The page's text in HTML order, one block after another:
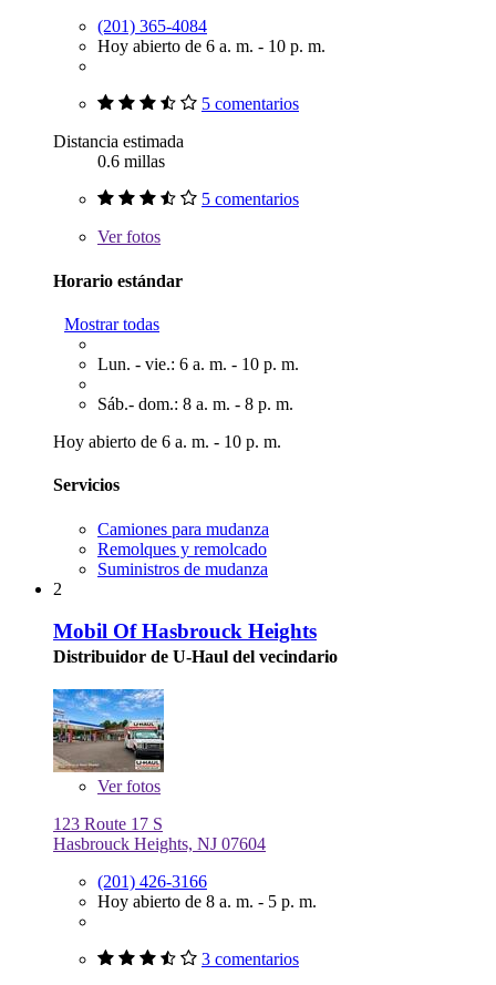
(201) 365-4084
Hoy abierto de 6 a. m. - 10 p. m.
5 comentarios
Distancia estimada
0.6 millas
5 comentarios
Verfotos
Horario estándar
Mostrar todas
Lun. - vie.: 6 a. m. - 10 p. m.
Sáb.- dom.: 8 a. m. - 8 p. m.
Hoy abierto de 6 a. m. - 10 p. m.
Servicios
Camiones para mudanza
Remolques y remolcado
Suministros de mudanza
2
Mobil Of Hasbrouck Heights
Distribuidor de U-Haul del vecindario
Verfotos
123 Route 17 S
Hasbrouck Heights, NJ 07604
(201) 426-3166
Hoy abierto de 8 a. m. - 5 p. m.
3 comentarios